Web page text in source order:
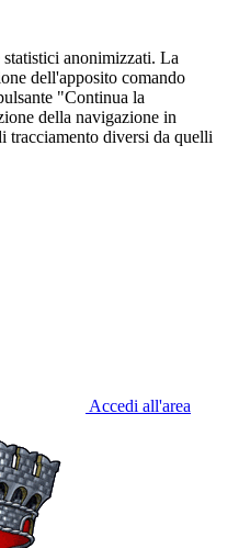
anonimizzati. La
dell'apposito comando
"Continua la
della navigazione in
tracciamento diversi da quelli
Accedi all'area